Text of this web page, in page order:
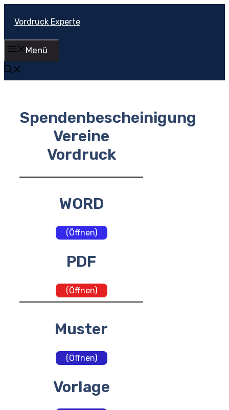
Inhalt
Vordruck Experte
Menü
Spendenbescheinigung
Vereine
Vordruck
WORD
(Öffnen)
PDF
(Öffnen)
Muster
(Öffnen)
Vorlage